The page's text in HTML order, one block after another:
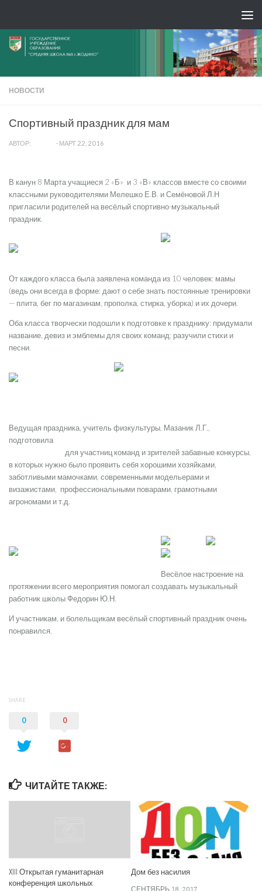
НОВОСТИ
Спортивный праздник для мам
АВТОР: · МАРТ 22, 2016
В канун 8 Марта учащиеся 2 «Б» и 3 «В» классов вместе со своими
классными руководителями Мелешко Е.В. и Семёновой Л.Н
пригласили родителей на весёлый спортивно-музыкальный
праздник.
От каждого класса была заявлена команда из 10 человек: мамы
(ведь они всегда в форме: дают о себе знать постоянные тренировки
— плита, бег по магазинам, прополка, стирка, уборка) и их дочери.
Оба класса творчески подошли к подготовке к празднику: придумали
название, девиз и эмблемы для своих команд; разучили стихи и
песни.
Ведущая праздника, учитель физкультуры, Мазаник Л.Г.,
подготовила
для участниц команд и зрителей забавные конкурсы,
в которых нужно было проявить себя хорошими хозяйками,
заботливыми мамочками, современными модельерами и
визажистами, профессиональными поварами, грамотными
агрономами и т.д.
Весёлое настроение на
протяжении всего мероприятия помогал создавать музыкальный
работник школы Федорин Ю.Н.
И участникам, и болельщикам весёлый спортивный праздник очень
понравился.
SHARE
0 0
ЧИТАЙТЕ ТАКЖЕ:
XIII Открытая гуманитарная
конференция школьных
Дом без насилия